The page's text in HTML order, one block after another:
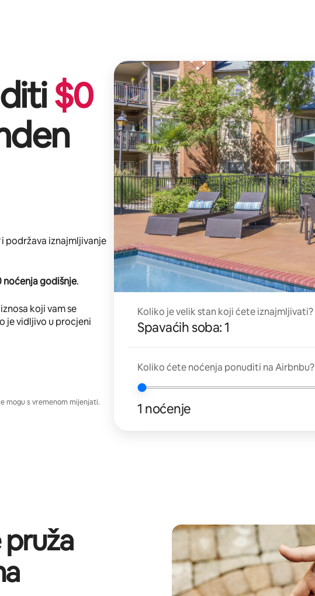
$0
i podržava iznajmljivanje
noćenja godišnje.
koji vam se
je vidljivo u procjeni
mogu s vremenom mijenjati.
Koliko je velik stan koji ćete iznajmljivati?
Spavaćih soba: 1
Koliko ćete noćenja ponuditi na Airbnbu?
1 noćenje
pruža